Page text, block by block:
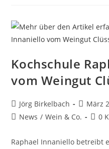
Kochschule
vom Weingut
Jörg Birkelbach
März
News / Wein & Co. 0
Raphael Innaniello betreibt